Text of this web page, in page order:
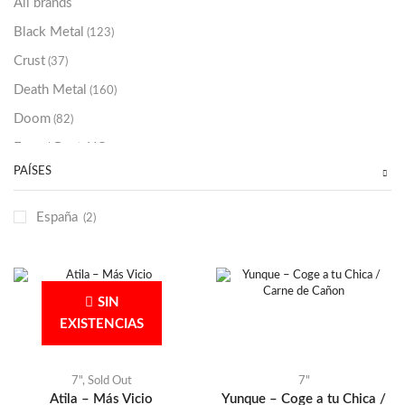
All brands
Black Metal (123)
Crust (37)
Death Metal (160)
Doom (82)
Grindcore
(25)
(35)
PAÍSES
España (2)
SIN
EXISTENCIAS
7", Sold Out
Atila – Más Vicio
7"
Yunque – Coge a tu Chica /